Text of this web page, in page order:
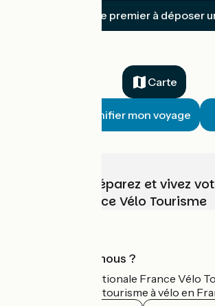
Soyez le premier à déposer
Carte
Planifier mon voyage
Choisissez, préparez et vivez
vélo avec France Vélo Tourisme
Qui sommes-nous ?
L'association nationale France Vélo
guide officiel du tourisme à vélo en